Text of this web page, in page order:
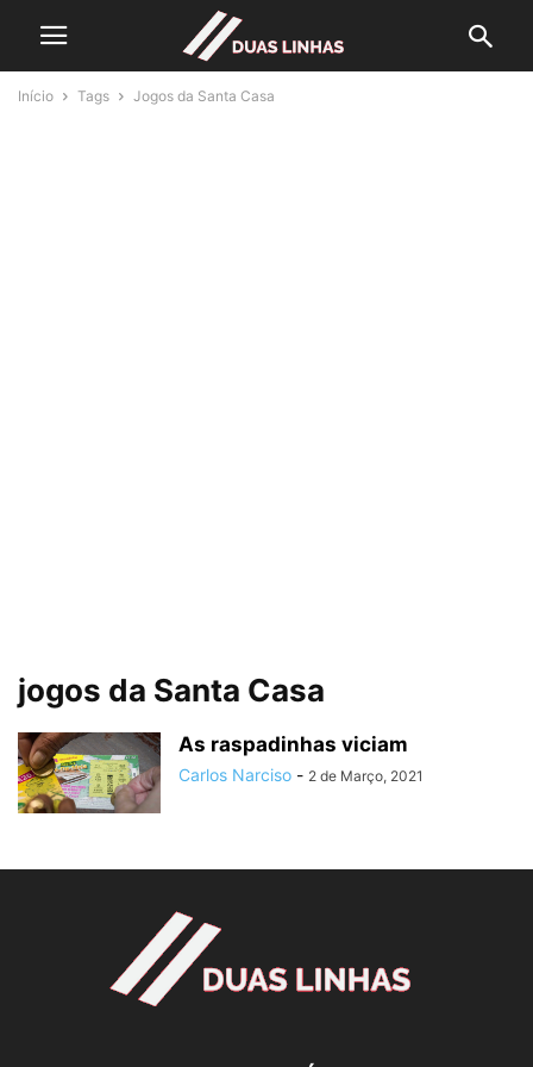
Início Tags Jogos da Santa Casa
jogos da Santa Casa
As raspadinhas viciam
Carlos Narciso - 2 de Março, 2021